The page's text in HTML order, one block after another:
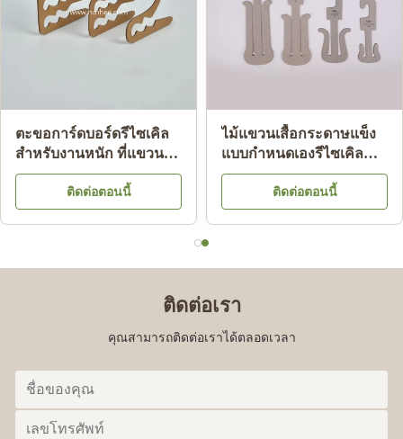
ไม้แขวนเสื้อกระดาษแข็ง
ย่อยสลายได้ เป็นมิตรต่อสิ่ง
แวดล้อม ไม้แขวนเสื้อ
กระดาษแข็งสำหรับผู้ใหญ่
ติดต่อตอนนี้
ไม้แขวนเสื้อชั้นในกระดาษ
แข็งที่ได้รับการรับรอง
ISO9001 FSC SGS พร้อม
กระดาษรีไซเคิล 100%
สำหรับการแสดงผลหน้า
ติดต่อตอนนี้
ติดต่อเรา
คุณสามารถติดต่อเราได้ตลอดเวลา